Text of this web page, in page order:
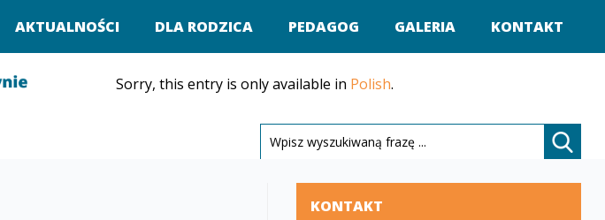
AKTUALNOŚCI DLA RODZICA PEDAGOG GALERIA KONTAKT
Sorry, this entry is only available in Polish.
KONTAKT